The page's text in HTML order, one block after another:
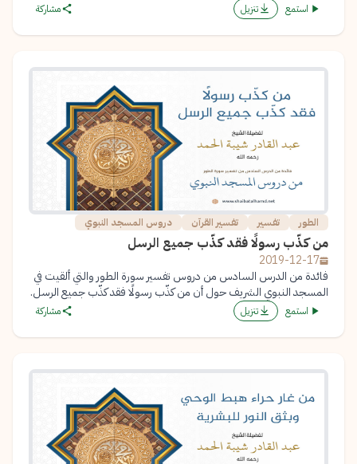
استمع تنزيل مشاركة
الطور تفسير تفسير القرآن دروس المسجد النبوي
من كذّب رسولًا فقد كذّب جميع الرسل
2019-12-17
فائدة من الدرس السادس من دروس تفسير سورة الطور والتي ألقيت في
المسجد النبوي الشريف حول أن من كذّب رسولًا فقد كذّب جميع الرسل.
استمع تنزيل مشاركة